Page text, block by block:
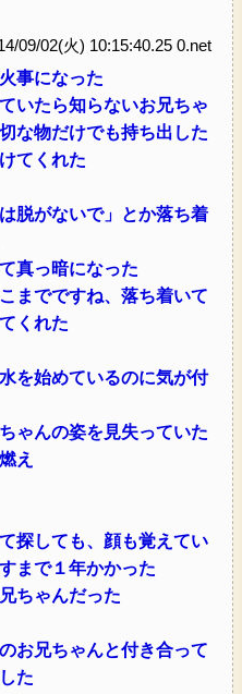
09/02(火) 10:15:40.25 0.net
事になった
いたら知らないお兄ちゃ
な物だけでも持ち出した
てくれた
脱がないで」とか落ち着
真っ暗になった
までですね、落ち着いて
くれた
を始めているのに気が付
ゃんの姿を見失っていた
え
探しても、顔も覚えてい
まで１年かかった
ちゃんだった
お兄ちゃんと付き合って
た